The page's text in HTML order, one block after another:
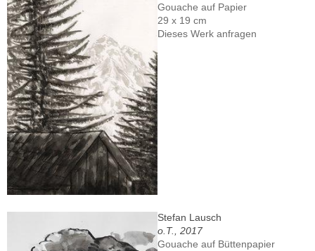
Gouache auf Papier
29 x 19 cm
Dieses Werk anfragen
Stefan Lausch
o.T., 2017
Gouache auf Büttenpapier